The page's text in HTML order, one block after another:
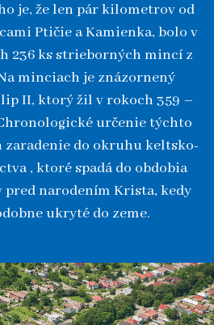
je, že len pár kilometrov od
Ptičie a Kamienka, bolo v
236 ks strieborných mincí z
minciach je znázornený
II, ktorý žil v rokoch 359 –
určenie týchto
zaradenie do okruhu keltsko-
, ktoré spadá do obdobia
narodením Krista, kedy
ukryté do zeme.